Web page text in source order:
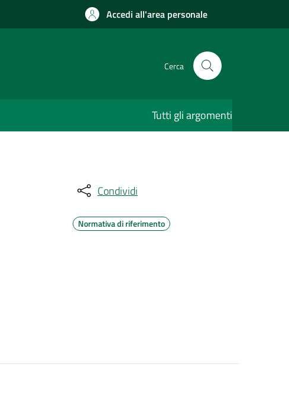
Accedi all'area personale
Cerca
Tutti gli argomenti
Condividi
Normativa di riferimento